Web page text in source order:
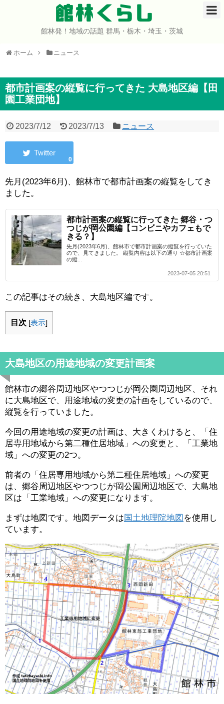
館林くらし
館林発！地域の話題 群馬・栃木・埼玉・茨城
ホーム ニュース
都市計画案の縦覧に行ってきた 大島地区編【田
園工業団地】
2023/7/12 2023/7/13 ニュース
0
先月(2023年6月)、館林市で都市計画案の縦覧をしてき
ました。
都市計画案の縦覧に行ってきた 郷谷・つ
つじが岡公園編【コンビニやカフェもで
きる？】
先月(2023年6月)、館林市で都市計画案の縦覧を行っていた
ので、見てきました。 縦覧内容は以下の通り ☆都市計画案
の縦...
2023-07-05 20:51
この記事はその続き、大島地区編です。
目次 [表示]
大島地区の用途地域の変更計画案
館林市の郷谷周辺地区やつつじが岡公園周辺地区、それ
に大島地区で、用途地域の変更の計画をしているので、
縦覧を行っていました。
今回の用途地域の変更の計画は、大きくわけると、「住
居専用地域から第二種住居地域」への変更と、「工業地
域」への変更の2つ。
前者の「住居専用地域から第二種住居地域」への変更
は、郷谷周辺地区やつつじが岡公園周辺地区で、大島地
区は「工業地域」への変更になります。
まずは地図です。地図データは国土地理院地図 を使用し
ています。
ホーム
イベント
グルメ
コミュニティ
宇宙よりも遠い場所